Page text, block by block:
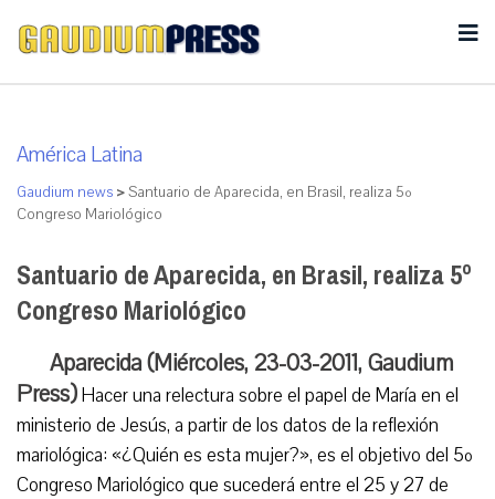
América Latina
Gaudium news >Santuario de Aparecida, en Brasil, realiza 5º
Congreso Mariológico
Santuario de Aparecida, en Brasil, realiza 5º
Congreso Mariológico
Aparecida (Miércoles, 23-03-2011, Gaudium
Press)Hacer una relectura sobre el papel de María en el
ministerio de Jesús, a partir de los datos de la reflexión
mariológica: «¿Quién es esta mujer?», es el objetivo del 5º
Congreso Mariológico que sucederá entre el 25 y 27 de